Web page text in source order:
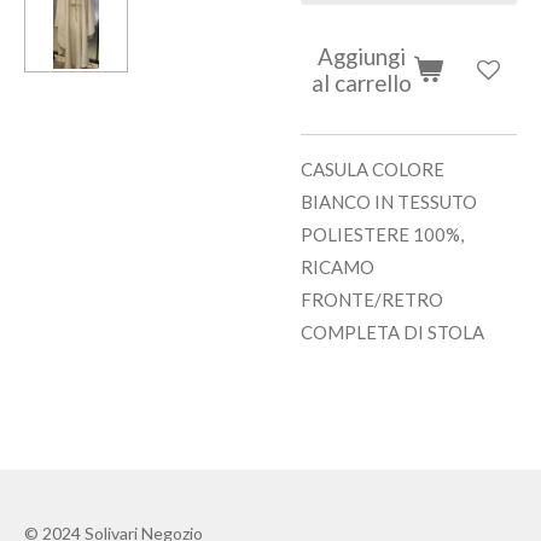
Aggiungi
al carrello
CASULA COLORE
BIANCO IN TESSUTO
POLIESTERE 100%,
RICAMO
FRONTE/RETRO
COMPLETA DI STOLA
© 2024 Solivari Negozio